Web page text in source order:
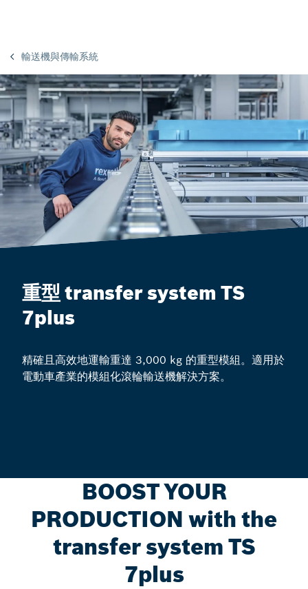
輸送機與傳輸系統
重型 transfer system TS
7plus
精確且高效地運輸重達 3,000 kg 的重型模組。適用於
電動車產業的模組化滾輪輸送機解決方案。
BOOST YOUR
PRODUCTION with the
transfer system TS
7plus